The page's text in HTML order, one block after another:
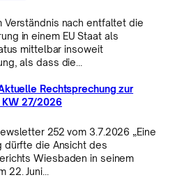
Verständnis nach entfaltet die
in einem EU Staat als
mittelbar insoweit
als dass die…
Rechtsprechung zur
KW 27/2026
252 vom 3.7.2026 „Eine
dürfte die Ansicht des
Wiesbaden in seinem
22. Juni…